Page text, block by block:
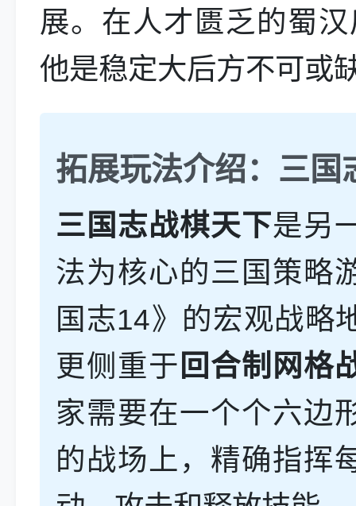
展。在人才匮乏的蜀
他是稳定大后方不可或
拓展玩法介绍：三国
三国志战棋天下是另
法为核心的三国策略
国志14》的宏观战略
更侧重于 回合制网格
家需要在一个个六边
的战场上，精确指挥